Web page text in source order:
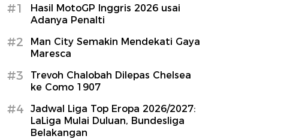
#1
Hasil MotoGP Inggris 2026 usai
Adanya Penalti
#2
Man City Semakin Mendekati Gaya
Maresca
#3
Trevoh Chalobah Dilepas Chelsea
ke Como 1907
#4
Jadwal Liga Top Eropa 2026/2027:
LaLiga Mulai Duluan, Bundesliga
Belakangan